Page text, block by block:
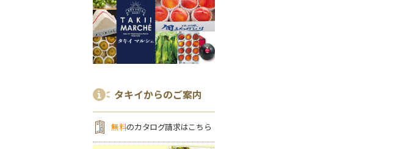
タキイからのご案内
無料のカタログ請求はこちら